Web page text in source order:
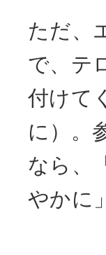
ただ、
で、テ
付けて
に）。
なら、
やかに